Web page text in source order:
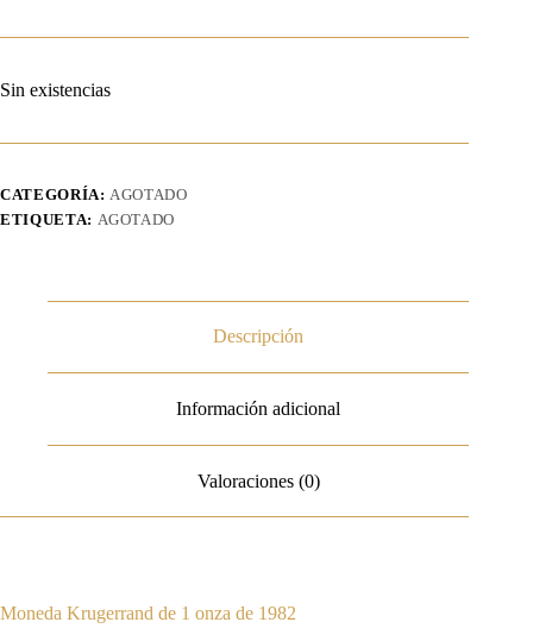
Sin existencias
CATEGORÍA: AGOTADO
ETIQUETA: AGOTADO
Descripción
Información adicional
Valoraciones (0)
Moneda Krugerrand de 1 onza de 1982